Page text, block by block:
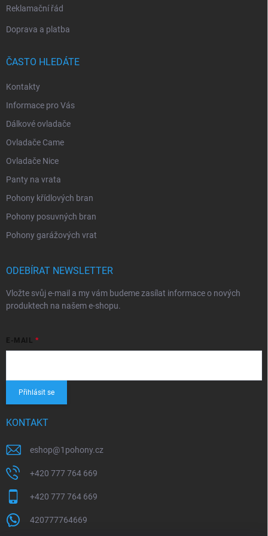
Reklamační řád
Doprava a platba
ČASTO HLEDÁTE
Kontakty
Informace pro Vás
Dálkové ovladače
Ovladače Came
Ovladače Nice
Panty na vrata
Pohony křídlových bran
Pohony posuvných bran
Pohony garážových vrat
ODEBÍRAT NEWSLETTER
Vložte svůj e-mail a my vám budeme zasílat informace o nových
produktech na našem e-shopu.
E-MAIL
Přihlásit se
KONTAKT
eshop@1pohony.cz
+420 777 764 669
+420 777 764 669
420777764669